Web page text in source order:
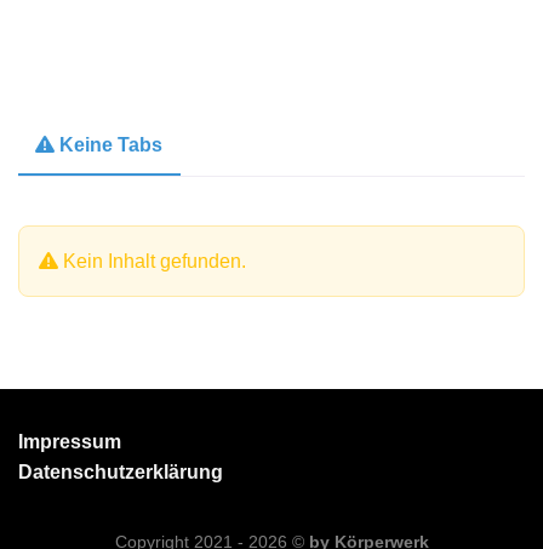
Keine Tabs
Kein Inhalt gefunden.
Impressum
Datenschutzerklärung
Copyright 2021 - 2026 © by Körperwerk